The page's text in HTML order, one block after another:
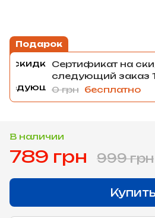
Подарок
Сертификат на
следующий заказ
0 грн
бесплатно
В наличии
789 грн 999 грн